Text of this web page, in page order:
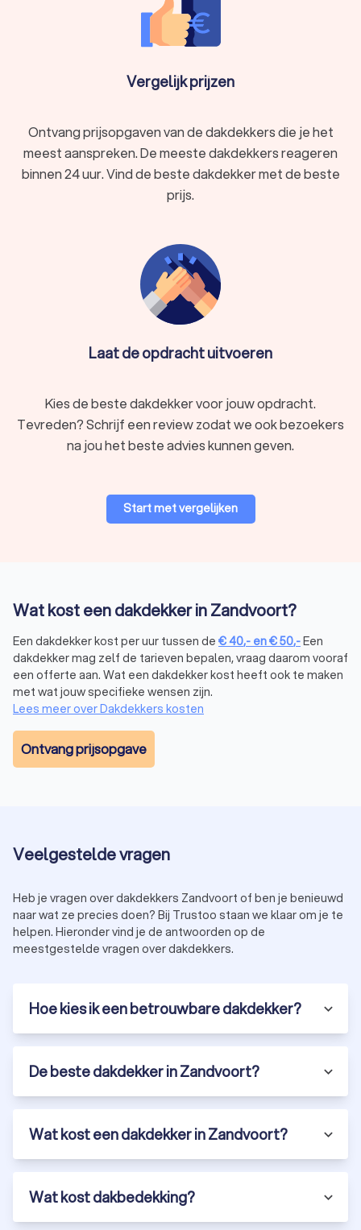
Vergelijk prijzen
Ontvang prijsopgaven van de dakdekkers die je het
meest aanspreken. De meeste dakdekkers reageren
binnen 24 uur. Vind de beste dakdekker met de beste
prijs.
Laat de opdracht uitvoeren
Kies de beste dakdekker voor jouw opdracht.
Tevreden? Schrijf een review zodat we ook bezoekers
na jou het beste advies kunnen geven.
Start met vergelijken
Wat kost een dakdekker in Zandvoort?
Een dakdekker kost per uur tussen de €40,- en€50,-Een
dakdekker mag zelf de tarieven bepalen, vraag daarom vooraf
een offerte aan. Wat een dakdekker kost heeft ook te maken
met wat jouw specifieke wensen zijn.
Lees meer over Dakdekkers kosten
Ontvang prijsopgave
Veelgestelde vragen
Heb je vragen over dakdekkers Zandvoort of ben je benieuwd
naar wat ze precies doen? Bij Trustoo staan we klaar om je te
helpen. Hieronder vind je de antwoorden op de
meestgestelde vragen over dakdekkers.
Hoe kies ik een betrouwbare dakdekker?
De beste dakdekker in Zandvoort?
Wat kost een dakdekker in Zandvoort?
Wat kost dakbedekking?